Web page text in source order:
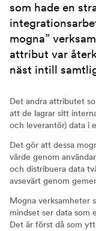
som hade en
mogna”
attribut var
näst intill
Det andra attributet
att de lagrar sitt
och leverantör) data i
Det gör att dessa
värde genom
och distribuera data
avsevärt genom
Mogna verksamheter
mindset ser data som
Det är först då som